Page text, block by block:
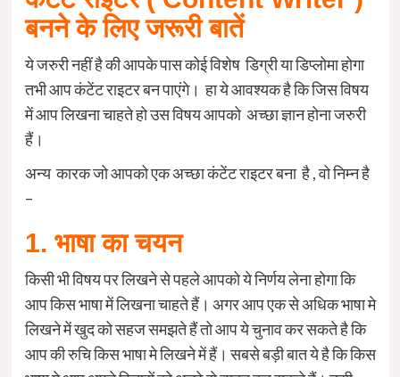
बनने के लिए जरूरी बातें
ये जरुरी नहीं है की आपके पास कोई विशेष डिग्री या डिप्लोमा होगा
तभी आप कंटेंट राइटर बन पाएंगे। हा ये आवश्यक है कि जिस विषय
में आप लिखना चाहते हो उस विषय आपको अच्छा ज्ञान होना जरुरी
हैं।
अन्य कारक जो आपको एक अच्छा कंटेंट राइटर बना है , वो निम्न है
–
‌1. भाषा का चयन
किसी भी विषय पर लिखने से पहले आपको ये निर्णय लेना होगा कि
आप किस भाषा में लिखना चाहते हैं। अगर आप एक से अधिक भाषा मे
लिखने में खुद को सहज समझते हैं तो आप ये चुनाव कर सकते है कि
आप की रुचि किस भाषा मे लिखने में हैं। सबसे बड़ी बात ये है कि किस